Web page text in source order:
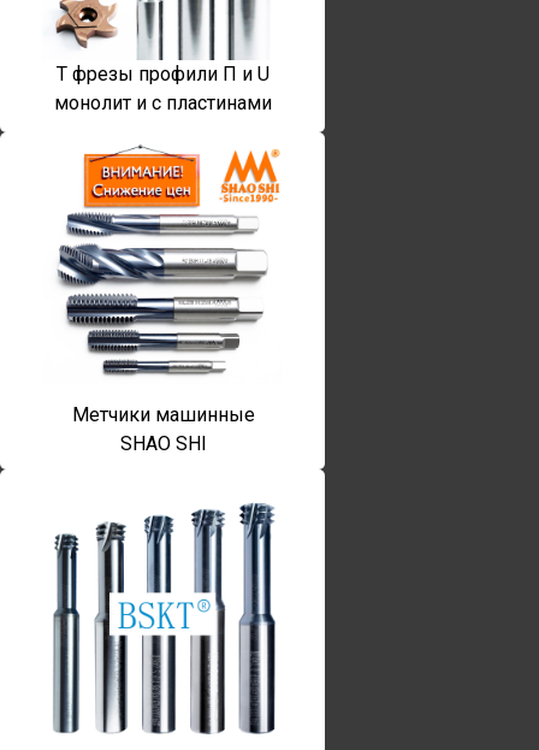
T фрезы профили П и U
монолит и с пластинами
Метчики машинные
SHAO SHI